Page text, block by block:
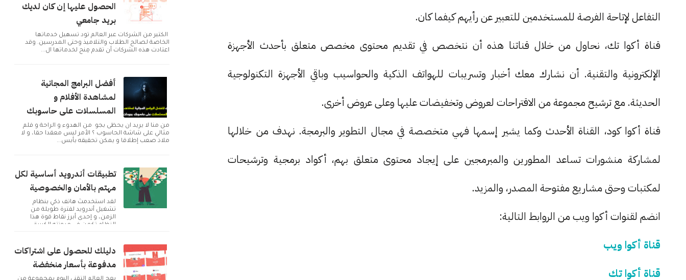
التفاعل لإتاحة الفرصة للمستخدمين للتعبير عن رأيهم كيفما كان.
قناة أكوا تك، نحاول من خلال قناتنا هذه أن نتخصص في تقديم محتوى مخصص متعلق بأحدث الأجهزة
الإلكترونية والتقنية. أن نشارك معك أخبار وتسريبات للهواتف الذكية والحواسيب وباقي الأجهزة التكنولوجية
الحديثة. مع ترشيح مجموعة من الاقتراحات لعروض وتخفيضات عليها وعلى عروض أخرى.
قناة أكوا كود، القناة الأحدث وكما يشير إسمها فهي متخصصة في مجال التطوير والبرمجة. نهدف من خلالها
لمشاركة منشورات تساعد المطورين والمبرمجين على إيجاد محتوى متعلق بهم، أكواد برمجية وترشيحات
لمكتبات وحتى مشاريع مفتوحة المصدر، والمزيد.
انضم لقنوات أكوا ويب من الروابط التالية:
قناة أكوا ويب
قناة أكوا تك
الحصول عليها إن كان لديك
بريد جامعي
الكثير من الشركات عبر العالم تود تسهيل خدماتها
الخاصة لصالح الطلاب والتلاميذ وحتى المدرسين. وقد
اعتادت هذه الشركات أن تقدم مِنح لخدماتها ال...
أفضل البرامج المجانية
لمشاهدة الأفلام و
المسلسلات على حاسوبك
من منا لا يريد ان يحظى بجو من الهدوء و الراحة و فلم
مثالي على شاشة الحاسوب ؟ الأمر ليس معقدا حقا، و لا
ملاذ صعب إطلاقا و يمكن تحقيقه بأبس...
تطبيقات أندرويد أساسية لكل
مهتم بالأمان والخصوصية
لقد استخدمتُ هاتف ذكي بنظام
تشغيل أندرويد لفترة طويلة من
الزمن، و إحدى أبرز نقاط قوة هذا
النظام تكمن في مرونته الكبيرة
دليلك للحصول على اشتراكات
مدفوعة بأسعار منخفضة